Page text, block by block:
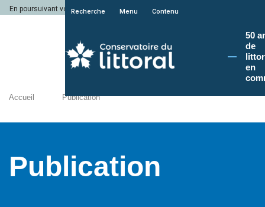
En poursuivant votre navigation sur le site du Conservatoire du littoral, vous
Recherche Menu Contenu
50
de
en
Accueil Publication
Publication